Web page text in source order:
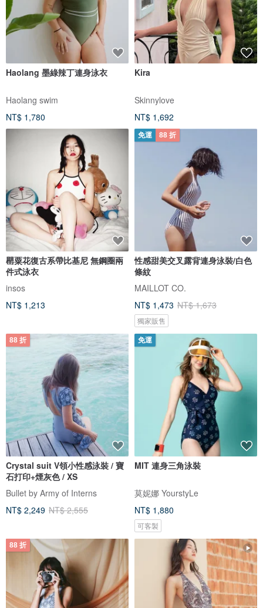
Haolang 墨綠辣丁連身泳衣
Haolang swim
NT$ 1,780
Kira
Skinnylove
NT$ 1,692
罌粟花復古系帶比基尼 無鋼圈兩
件式泳衣
insos
NT$ 1,213
免運 88 折
性感甜美交叉露背連身泳裝/白色
條紋
MAILLOT CO.
NT$ 1,473 NT$ 1,673
獨家販售
88 折
Crystal suit V領小性感泳裝 / 寶
石打印+煙灰色 / XS
Bullet by Army of Interns
NT$ 2,249 NT$ 2,555
免運
MIT 連身三角泳裝
莫妮娜 YourstyLe
NT$ 1,880
可客製
88 折